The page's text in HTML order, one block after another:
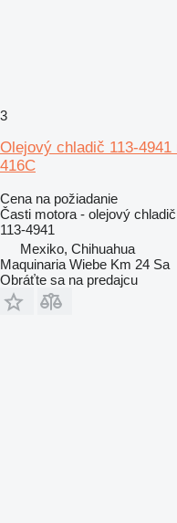
3
Olejový chladič 113-
416C
Cena na požiadanie
Časti motora - olejový chladič
113-4941
Mexiko, Chihuahua
Maquinaria Wiebe Km 24 Sa
Obráťte sa na predajcu